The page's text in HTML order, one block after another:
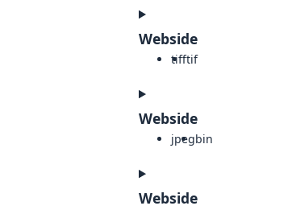
Webside
tifftif
Webside
jpegbin
Webside